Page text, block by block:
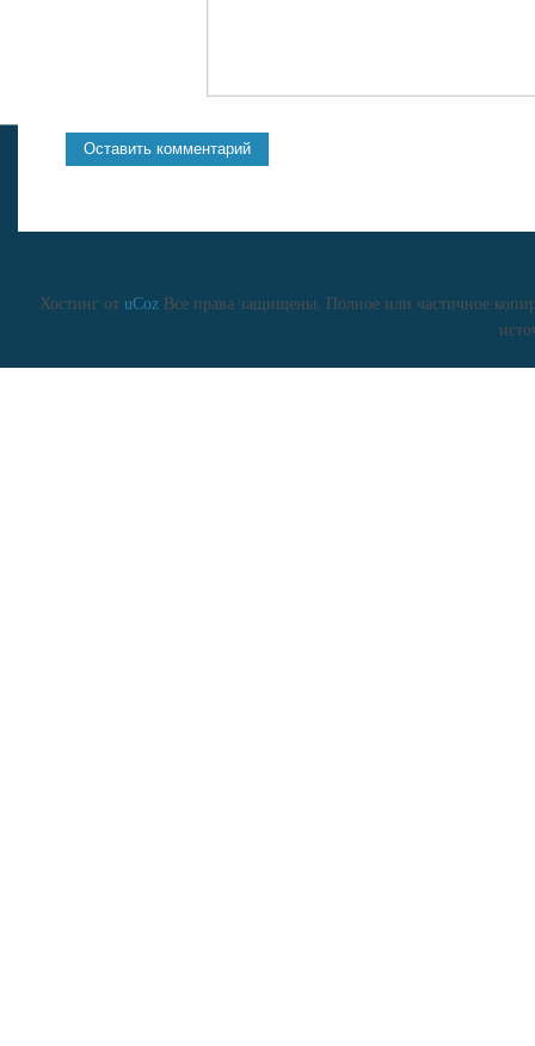
Хостинг от uCozВсе права защищены. Полное или частичное